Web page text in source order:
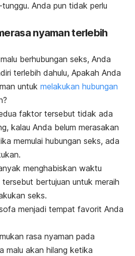
Anda pun tidak perlu
nyaman terlebih
berhubungan seks, Anda
terlebih dahulu, Apakah Anda
untuk melakukan hubungan
faktor tersebut tidak ada
kalau Anda belum merasakan
memulai hubungan seks, ada
menghabiskan waktu
bertujuan untuk meraih
seks.
menjadi tempat favorit Anda
rasa nyaman pada
malu akan hilang ketika